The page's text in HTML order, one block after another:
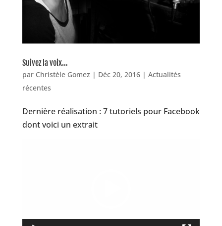
Suivez la voix…
par Christèle Gomez | Déc 20, 2016| Actualités
récentes
Dernière réalisation : 7 tutoriels pour Facebook
dont voici un extrait